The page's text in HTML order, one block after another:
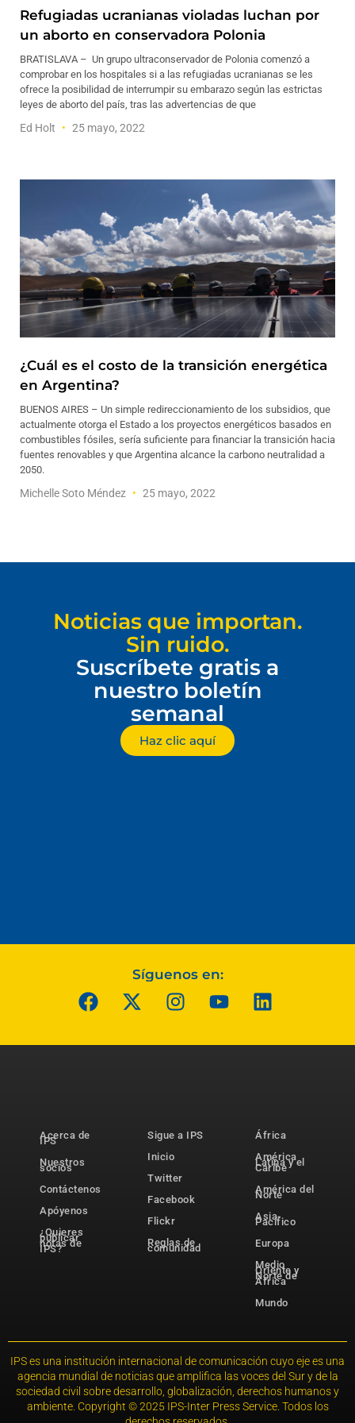
Refugiadas ucranianas violadas luchan por
un aborto en conservadora Polonia
BRATISLAVA – Un grupo ultraconservador de Polonia comenzó a
comprobar en los hospitales si a las refugiadas ucranianas se les
ofrece la posibilidad de interrumpir su embarazo según las estrictas
leyes de aborto del país, tras las advertencias de que
Ed Holt 25 mayo, 2022
¿Cuál es el costo de la transición energética
en Argentina?
BUENOS AIRES – Un simple redireccionamiento de los subsidios, que
actualmente otorga el Estado a los proyectos energéticos basados en
combustibles fósiles, sería suficiente para financiar la transición hacia
fuentes renovables y que Argentina alcance la carbono neutralidad a
2050.
Michelle Soto Méndez 25 mayo, 2022
Noticias que importan.
Sin ruido.
Suscríbete gratis a
nuestro boletín
semanal
Haz clic aquí
Síguenos en:
Acerca de
IPS
Nuestros
socios
Contáctenos
Apóyenos
¿Quieres
publicar
notas de
IPS?
Sigue a IPS
Inicio
Twitter
Facebook
Flickr
Reglas de
comunidad
África
América
Latina y el
Caribe
América del
Norte
Asia-
Pacífico
Europa
Medio
Oriente y
Norte de
África
Mundo
IPS es una institución internacional de comunicación cuyo eje es una
agencia mundial de noticias que amplifica las voces del Sur y de la
sociedad civil sobre desarrollo, globalización, derechos humanos y
ambiente. Copyright © 2025 IPS-Inter Press Service. Todos los